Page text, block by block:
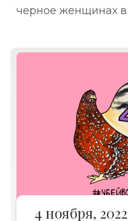
черное женщинах в
сетей. В мирное
4 ноября, 2022